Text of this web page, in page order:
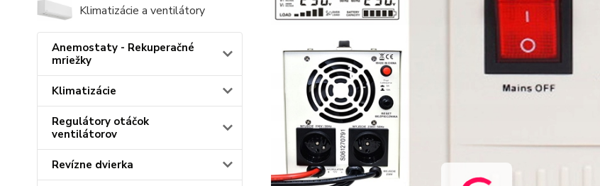
Klimatizácie a ventilátory
Anemostaty - Rekuperačné
mriežky
Klimatizácie
Regulátory otáčok
ventilátorov
Revízne dvierka